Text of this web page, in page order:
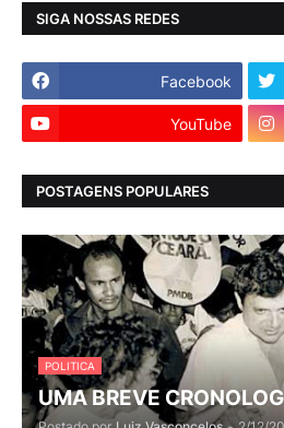
SIGA NOSSAS REDES
Facebook
YouTube
POSTAGENS POPULARES
POLITICA
UMA BREVE